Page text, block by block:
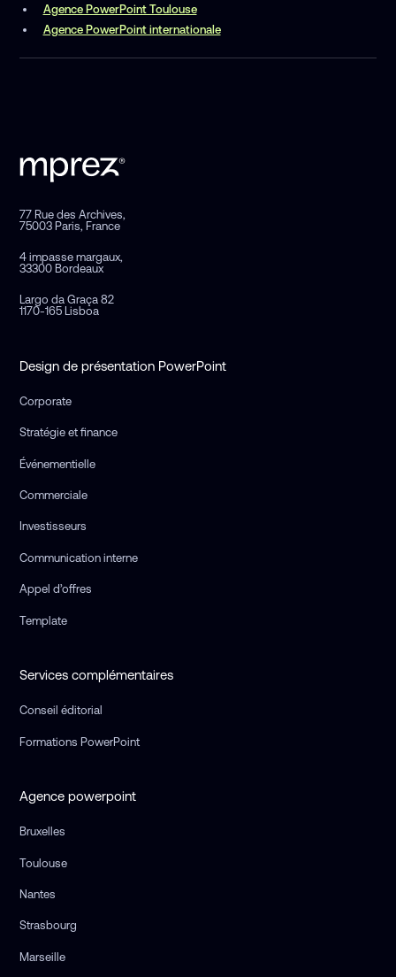
Agence PowerPoint Toulouse
Agence PowerPoint internationale
77 Rue des Archives,
75003 Paris, France
4 impasse margaux,
33300 Bordeaux
Largo da Graça 82
1170-165 Lisboa
Design de présentation PowerPoint
Corporate
Stratégie et finance
Événementielle
Commerciale
Investisseurs
Communication interne
Appel d’offres
Template
Services complémentaires
Conseil éditorial
Formations PowerPoint
Agence powerpoint
Bruxelles
Toulouse
Nantes
Strasbourg
Marseille